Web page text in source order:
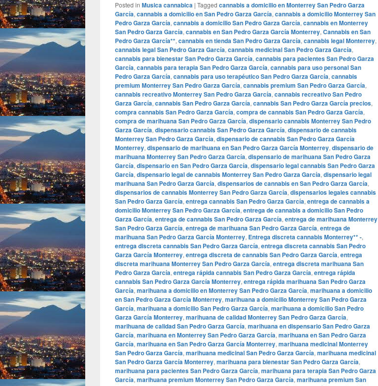
Posted in Musica cannabica | Tagged cannabis a domicilio en Monterrey San Pedro Garza
García, cannabis a domicilio en San Pedro Garza García, cannabis a domicilio Monterrey San
Pedro Garza García, cannabis a domicilio San Pedro Garza García, cannabis en Monterrey
San Pedro Garza García, cannabis en San Pedro Garza García Monterrey, Cannabis en San
Pedro Garza García**, cannabis en tienda San Pedro Garza García, cannabis legal Monterrey,
cannabis legal San Pedro Garza García, cannabis medicinal San Pedro Garza García,
cannabis para bienestar San Pedro Garza García, cannabis para pacientes San Pedro Garza
García, cannabis para terapia San Pedro Garza García, cannabis para uso personal San
Pedro Garza García, cannabis para uso terapéutico San Pedro Garza García, cannabis
premium Monterrey San Pedro Garza García, cannabis premium San Pedro Garza García,
cannabis recreativo Monterrey San Pedro Garza García, cannabis recreativo San Pedro
Garza García, cannabis San Pedro Garza García, cannabis San Pedro Garza García precios,
compra cannabis San Pedro Garza García, compra de cannabis San Pedro Garza García,
compra de marihuana San Pedro Garza García, dispensario cannabis Monterrey San Pedro
Garza García, dispensario cannabis San Pedro Garza García, dispensario de cannabis
Monterrey San Pedro Garza García, dispensario de cannabis San Pedro Garza García
Monterrey, dispensario de marihuana en San Pedro Garza García Monterrey, dispensario de
marihuana Monterrey San Pedro Garza García, dispensario de marihuana San Pedro Garza
García, dispensario en San Pedro Garza García, dispensario legal cannabis San Pedro Garza
García, dispensario legal de cannabis Monterrey San Pedro Garza García, dispensario legal
marihuana San Pedro Garza García, dispensarios de cannabis en San Pedro Garza García,
dispensarios de cannabis Monterrey San Pedro Garza García, dispensarios legales cannabis
San Pedro Garza García, entrega cannabis San Pedro Garza García, entrega de cannabis a
domicilio Monterrey San Pedro Garza García, entrega de cannabis a domicilio San Pedro
Garza García, entrega de cannabis San Pedro Garza García, entrega de marihuana Monterrey
San Pedro Garza García, entrega de marihuana San Pedro Garza García, entrega de
marihuana San Pedro Garza García Monterrey, Entrega discreta cannabis Monterrey** -,
entrega discreta cannabis San Pedro Garza García, entrega discreta cannabis San Pedro
Garza García Monterrey, entrega discreta de cannabis San Pedro Garza García, entrega
discreta marihuana Monterrey San Pedro Garza García, entrega discreta marihuana San
Pedro Garza García, entrega rápida cannabis San Pedro Garza García, entrega rápida
cannabis San Pedro Garza García Monterrey, entrega rápida marihuana San Pedro Garza
García, marihuana a domicilio en Monterrey San Pedro Garza García, marihuana a domicilio
en San Pedro Garza García Monterrey, marihuana a domicilio Monterrey San Pedro Garza
García, marihuana a domicilio San Pedro Garza García, marihuana a domicilio San Pedro
Garza García Monterrey, marihuana de calidad Monterrey San Pedro Garza García,
marihuana de calidad San Pedro Garza García, marihuana en dispensario San Pedro Garza
García, marihuana en Monterrey San Pedro Garza García, marihuana en San Pedro Garza
García, marihuana en San Pedro Garza García Monterrey, marihuana medicinal Monterrey
San Pedro Garza García, marihuana medicinal San Pedro Garza García, marihuana medicinal
San Pedro Garza García Monterrey, marihuana para bienestar San Pedro Garza García,
marihuana para pacientes San Pedro Garza García, marihuana para terapia San Pedro Garza
García, marihuana premium Monterrey San Pedro Garza García, marihuana premium San